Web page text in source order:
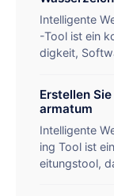
Intelligente
-Tool ist ein
digkeit,
ehwinkel,
ation ist
anwendbar
che Papiere
Erstellen
armatum
Intelligente
ing Tool ist
eitungstool,